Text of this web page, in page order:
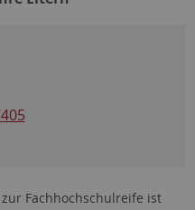
Fachhochschulreife ist